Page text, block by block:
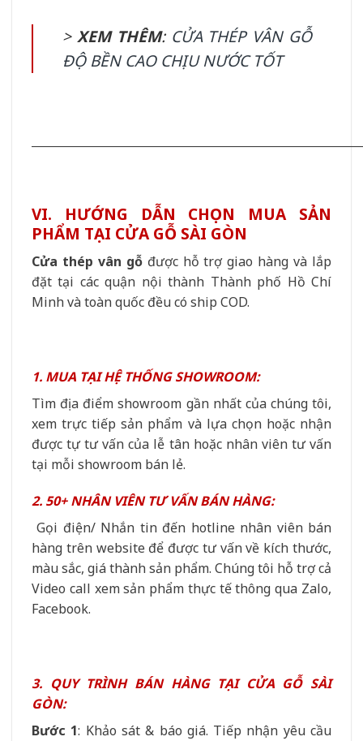
> XEM THÊM: CỬA THÉP VÂN GỖ
ĐỘ BỀN CAO CHỊU NƯỚC TỐT
VI. HƯỚNG DẪN CHỌN MUA SẢN
PHẨM TẠI CỬA GỖ SÀI GÒN
Cửa thép vân gỗđược hỗ trợ giao hàng và lắp
đặt tại các quận nội thành Thành phố Hồ Chí
Minh và toàn quốc đều có ship COD.
1. MUA TẠI HỆ THỐNG SHOWROOM:
Tìm địa điểm showroom gần nhất của chúng tôi,
xem trực tiếp sản phẩm và lựa chọn hoặc nhận
được tự tư vấn của lễ tân hoặc nhân viên tư vấn
tại mỗi showroom bán lẻ.
2. 50+ NHÂN VIÊN TƯ VẤN BÁN HÀNG:
Gọi điện/ Nhắn tin đến hotline nhân viên bán
hàng trên website để được tư vấn về kích thước,
màu sắc, giá thành sản phẩm. Chúng tôi hỗ trợ cả
Video call xem sản phẩm thực tế thông qua Zalo,
Facebook.
3. QUY TRÌNH BÁN HÀNG TẠI CỬA GỖ SÀI
GÒN:
Bước 1: Khảo sát & báo giá. Tiếp nhận yêu cầu